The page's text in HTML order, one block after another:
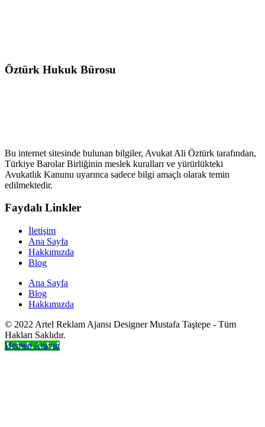
Öztürk Hukuk Bürosu
Bu internet sitesinde bulunan bilgiler, Avukat Ali Öztürk tarafından,
Türkiye Barolar Birliğinin meslek kuralları ve yürürlükteki
Avukatlık Kanunu uyarınca sadece bilgi amaçlı olarak temin
edilmektedir.
Faydalı Linkler
İletişim
Ana Sayfa
Hakkımızda
Blog
Ana Sayfa
Blog
Hakkımızda
© 2022 Artel Reklam Ajansı Designer Mustafa Taştepe - Tüm
Hakları Saklıdır.
Hemen Arayın